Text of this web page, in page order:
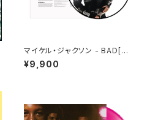
マイケル・ジャクソン - BAD[PI
CTURE VINYL](LP)
¥9,900